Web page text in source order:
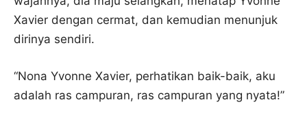
Xavier dengan cermat, dan kemudian menunjuk
dirinya sendiri.
“Nona Yvonne Xavier, perhatikan baik-baik, aku
adalah ras campuran, ras campuran yang nyata!”